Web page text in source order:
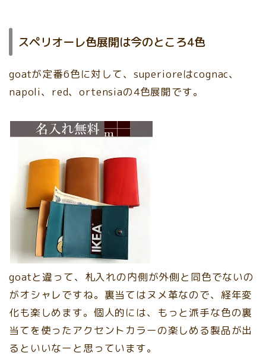
スペリオーレ色展開は今のところ4色
goatが定番6色に対して、superioreはcognac、
napoli、red、ortensiaの4色展開です。
goatと違って、札入れの内側が外側と同色でないの
がオシャレですね。裏当てはヌメ革なので、経年変
化も楽しめます。個人的には、もっと派手な色の裏
当てを使ったアクセントカラーの楽しめる製品が出
るといいなーと思っています。